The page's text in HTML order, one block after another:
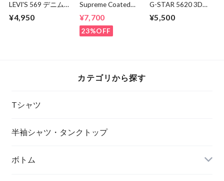
LEVI'S 569 デニムシ
ョーツ
¥4,950
Supreme Coated
Denim Crusher
¥7,700
23%OFF
G-STAR 5620 3D
ZIP KNEE SKINNY
¥5,500
カテゴリから探す
Tシャツ
半袖シャツ・タンクトップ
ボトム